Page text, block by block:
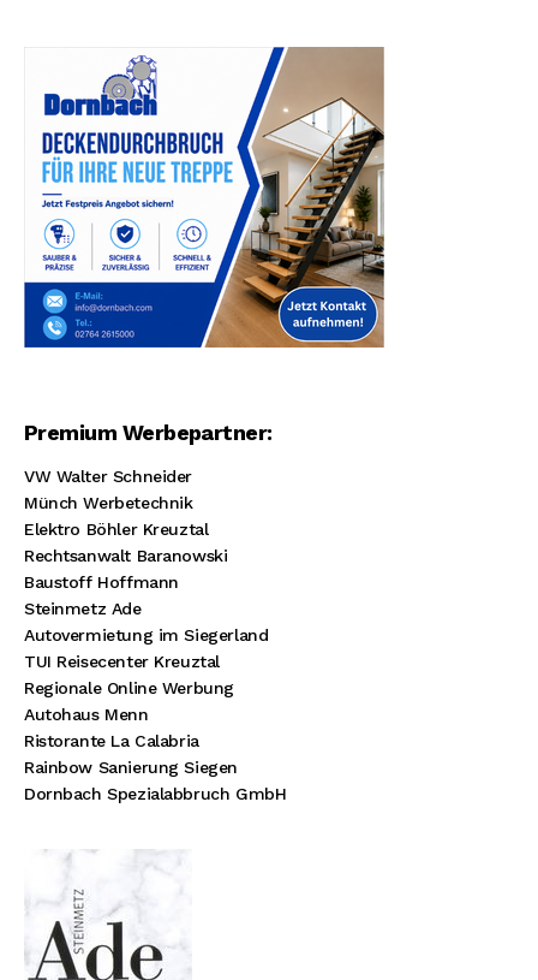
Premium Werbepartner:
VW Walter Schneider
Münch Werbetechnik
Elektro Böhler Kreuztal
Rechtsanwalt Baranowski
Baustoff Hoffmann
Steinmetz Ade
Autovermietung im Siegerland
TUI Reisecenter Kreuztal
Regionale Online Werbung
Autohaus Menn
Ristorante La Calabria
Rainbow Sanierung Siegen
Dornbach Spezialabbruch GmbH